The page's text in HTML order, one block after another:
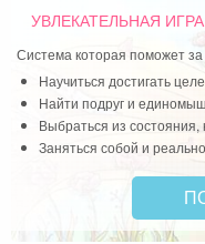
УВЛЕКАТЕЛЬНАЯ ИГРА
Система которая поможет
Научиться достигать
Найти подруг и
Выбраться из состояния,
Заняться собой и